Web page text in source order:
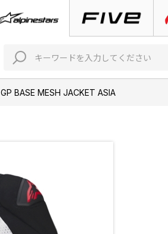
GP BASE MESH JACKET ASIA